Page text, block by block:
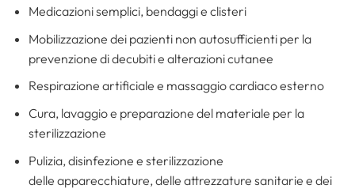
Medicazioni semplici, bendaggi e clisteri
Mobilizzazione dei pazienti non autosufficienti per la
prevenzione di decubiti e alterazioni cutanee
Respirazione artificiale e massaggio cardiaco esterno
Cura, lavaggio e preparazione del materiale per la
sterilizzazione
Pulizia, disinfezione e sterilizzazione
delle apparecchiature, delle attrezzature sanitarie e dei